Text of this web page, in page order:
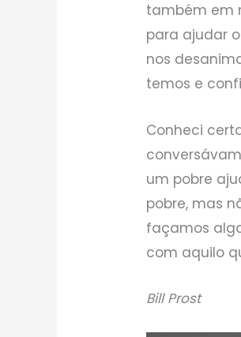
também em
para ajudar
nos
temos e
Conheci
um pobre
pobre, mas
façamos
com aquilo
Bill Prost